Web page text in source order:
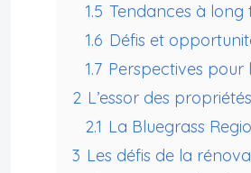
1.5 Tendances à long
1.6 Défis et
1.7 Perspectives pour
2 L’essor des
2.1 La Bluegrass
3 Les défis de la